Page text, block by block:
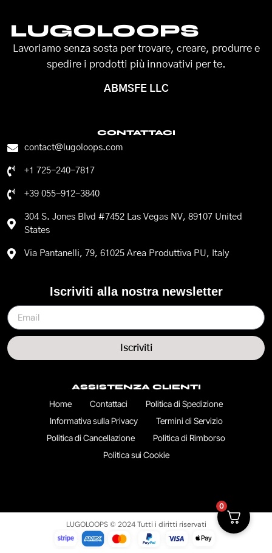
LUGOLOOPS
Lavoriamo senza sosta per trovare, creare, produrre e
spedire i prodotti più innovativi per te.
ABMSFE LLC
CONTATTACI
contact@lugoloops.com
+1 725-240-7817
+39 055-912-3840
304 S. Jones Blvd #7452 Las Vegas NV, 89107 United
States
Via Pantanelli, 79, 61025 Area Produttiva PU, Italy
ASSISTENZA CLIENTI
Home Contattaci
Politica di Spedizione
Informativa sulla Privacy
Termini di Servizio
Politica di Cancellazione
Politica di Rimborso
Politica sui Cookie
Iscriviti alla nostra newsletter
Iscriviti
LUGOLOOPS © 2024 Tutti i diritti riservati
0